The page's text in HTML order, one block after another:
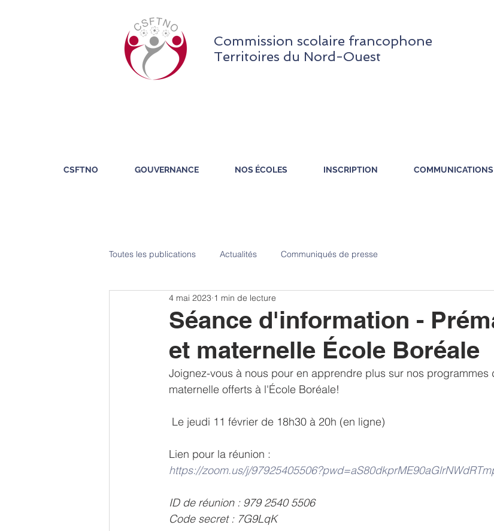
Commission scolaire francophone
Territoires du Nord-Ouest
CSFTNO GOUVERNANCE NOS ÉCOLES INSCRIPTION COMMUNICATIONS
Toutes les publications Actualités Communiqués de presse
Séance d'information -
et maternelle École Boréale
4 mai 2023 1 min de lecture
Joignez-vous à nous pour en apprendre plus sur nos programmes
maternelle offerts à l'École Boréale!
Le jeudi 11 février de 18h30 à 20h (en ligne)
Lien pour la réunion :
https://zoom.us/j/
ID de réunion : 979 2540 5506
Code secret : 7G9LqK